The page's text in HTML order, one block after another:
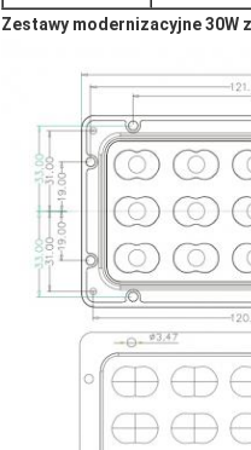
Zestawy modernizacyjne 30W